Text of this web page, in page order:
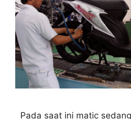
Pada saat ini matic